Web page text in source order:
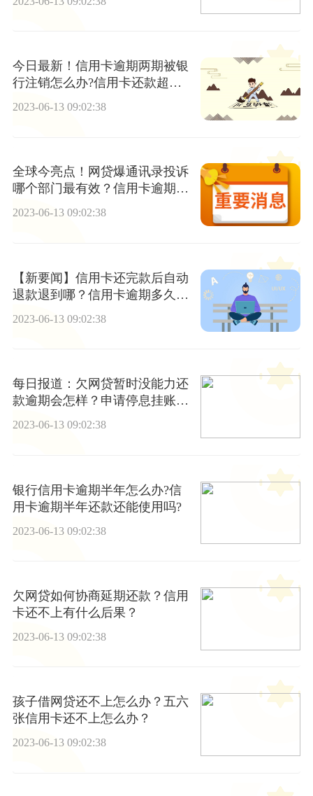
今日最新！信用卡逾期两期被银
行注销怎么办?信用卡还款超过
几天算逾期?
2023-06-13 09:02:38
全球今亮点！网贷爆通讯录投诉
哪个部门最有效？信用卡逾期一
次影响车贷吗？
2023-06-13 09:02:38
【新要闻】信用卡还完款后自动
退款退到哪？信用卡逾期多久会
2023-06-13 09:02:38
每日报道：欠网贷暂时没能力还
款逾期会怎样？申请停息挂账影
响信用吗？
2023-06-13 09:02:38
银行信用卡逾期半年怎么办?信
用卡逾期半年还款还能使用吗?
2023-06-13 09:02:38
欠网贷如何协商延期还款？信用
卡还不上有什么后果？
2023-06-13 09:02:38
孩子借网贷还不上怎么办？五六
张信用卡还不上怎么办？
2023-06-13 09:02:38